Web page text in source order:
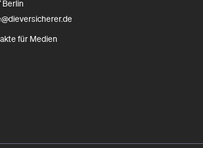
Berlin
für Medien